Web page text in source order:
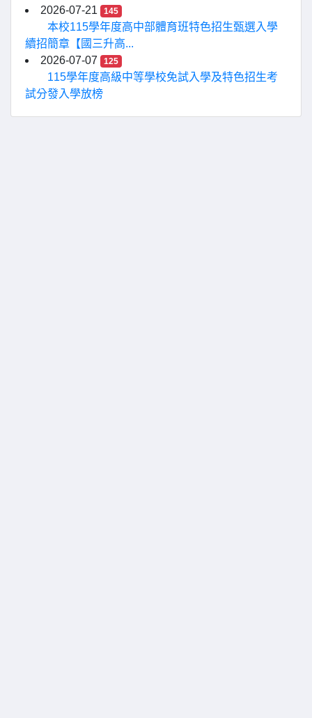
2026-07-21
145
本校115學年度高中部體育班特色招生甄選入學
續招簡章【國三升高...
2026-07-07
125
115學年度高級中等學校免試入學及特色招生考
試分發入學放榜